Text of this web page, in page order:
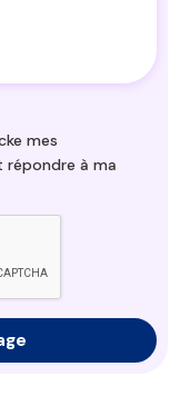
mes
répondre à ma